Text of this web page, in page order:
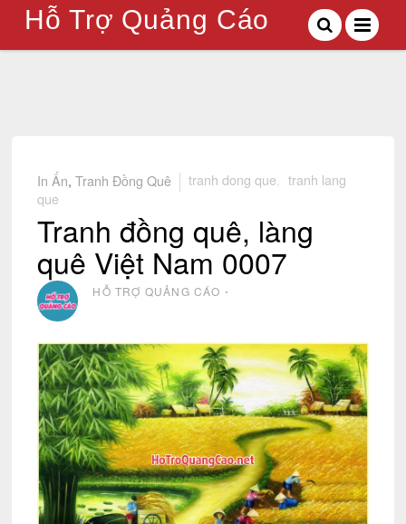
Hỗ Trợ Quảng Cáo
In Ấn ,Tranh Đồng Quê tranh dong que
tranh lang
que
Tranh đồng quê, làng
quê Việt Nam 0007
HỖ TRỢ QUẢNG CÁO ⋅